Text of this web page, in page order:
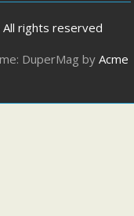
rights reserved
DuperMag by Acme